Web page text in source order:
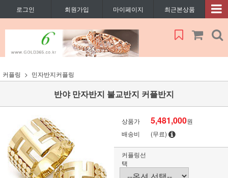
로그인 회원가입 마이페이지 최근본상품
커플링 민자반지커플링
반야 만자반지 불교반지 커플반지
상품가 5,481,000원
배송비
(무료)
커플링선
택